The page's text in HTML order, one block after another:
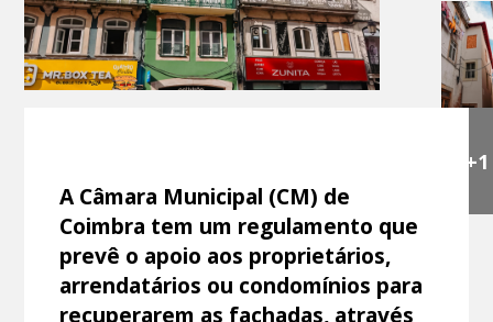
+1
A Câmara Municipal (CM) de
Coimbra tem um regulamento que
prevê o apoio aos proprietários,
arrendatários ou condomínios para
recuperarem as fachadas, através